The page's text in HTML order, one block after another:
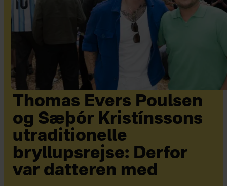
Thomas Evers Poulsen
og Sæþór Kristínssons
utraditionelle
bryllupsrejse: Derfor
var datteren med